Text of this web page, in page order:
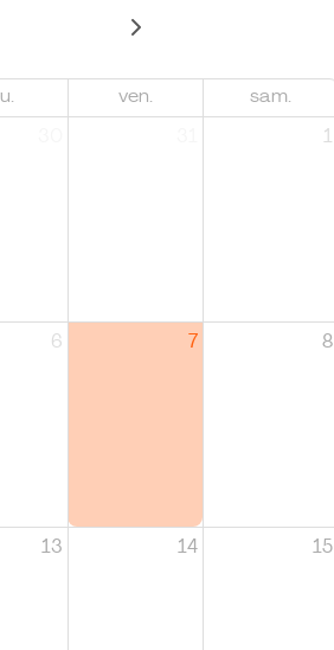
ven. sam.
1
6 7 8
13 14 15